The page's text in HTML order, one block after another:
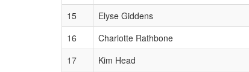
15
Elyse Giddens
16
Charlotte Rathbone
17
Kim Head